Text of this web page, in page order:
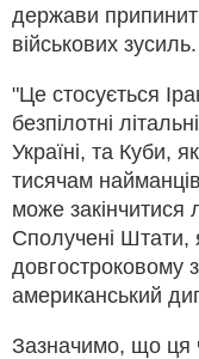
держави
військових зусиль.
"Це стосується
безпілотні
Україні, та Куби,
тисячам
може
Сполучені Штати,
довгостроковому
американський
Зазначимо, що ця